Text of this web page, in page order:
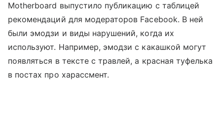
Motherboard выпустило публикацию с таблицей
рекомендаций для модераторов Facebook. В ней
были эмодзи и виды нарушений, когда их
используют. Например, эмодзи с какашкой могут
появляться в тексте с травлей, а красная туфелька
в постах про харассмент.